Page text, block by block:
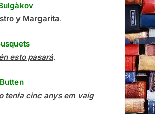
y Margarita.
esto pasará.
tenia cinc anys em vaig